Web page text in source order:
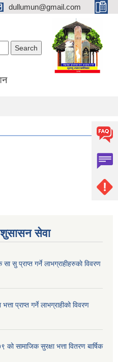
dullumun@gmail.com
शुसासन सेवा
सा सु प्राप्त गर्ने लाभग्राहीहरुकाे विवरण
प्राप्त गर्ने लाभग्राहीको विवरण
सामाजिक सुरक्षा भत्ता वितरण बार्षिक